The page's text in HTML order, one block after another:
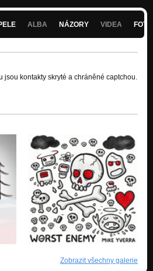
ALBA NÁZORY VIDEA
jsou kontakty skryté a chráněné captchou.
Zobrazit všechny galerie